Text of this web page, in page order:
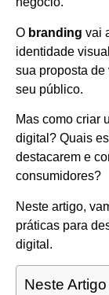
O branding vai
identidade
sua proposta de
seu público.
Mas como criar
digital? Quais
destacarem e
consumidores?
Neste artigo,
práticas para
digital.
Neste